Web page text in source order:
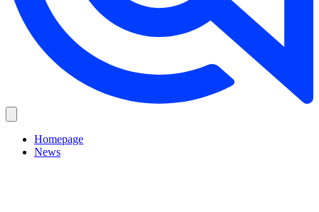
Homepage
News